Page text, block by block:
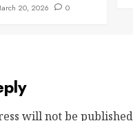
20, 2026 0
will not be